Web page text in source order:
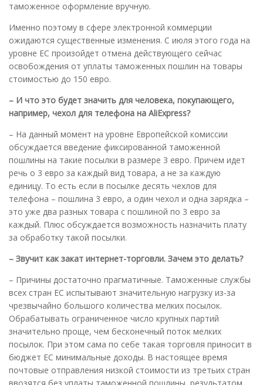
таможенное оформление вручную.
Именно поэтому в сфере электронной коммерции
ожидаются существенные изменения. С июля этого года на
уровне ЕС произойдет отмена действующего сейчас
освобождения от уплаты таможенных пошлин на товары
стоимостью до 150 евро.
– И что это будет значить для человека, покупающего,
например, чехол для телефона на AliExpress?
– На данный момент на уровне Европейской комиссии
обсуждается введение фиксированной таможенной
пошлины на такие посылки в размере 3 евро. Причем идет
речь о 3 евро за каждый вид товара, а не за каждую
единицу. То есть если в посылке десять чехлов для
телефона – пошлина 3 евро, а один чехол и одна зарядка –
это уже два разных товара c пошлиной по 3 евро за
каждый. Плюс обсуждается возможность назначить плату
за обработку такой посылки.
– Звучит как закат интернет-торговли. Зачем это делать?
– Причины достаточно прагматичные. Таможенные службы
всех стран ЕС испытывают значительную нагрузку из-за
чрезвычайно большого количества мелких посылок.
Обрабатывать ограниченное число крупных партий
значительно проще, чем бесконечный поток мелких
посылок. При этом сама по себе такая торговля приносит в
бюджет ЕС минимальные доходы. В настоящее время
почтовые отправления низкой стоимости из третьих стран